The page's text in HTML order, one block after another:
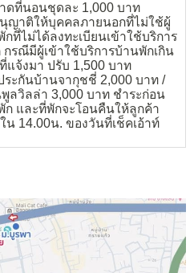
ดที่นอนชุดละ 1,000 บาท
ญาติให้บุคคลภายนอกที่ไม่ใช้ผู้
กที่ไม่ได้ลงทะเบียนเข้าใช้บริการ
กรณีมีผู้เข้าใช้บริการบ้านพักเกิน
แจ้งมา ปรับ 1,500 บาท
ระกันบ้านจากุชชี่ 2,000 บาท /
ลวิลล่า 3,000 บาท ชำระก่อน
ก และที่พักจะโอนคืนให้ลูกค้า
น 14.00น. ของวันที่เช็คเอ้าท์